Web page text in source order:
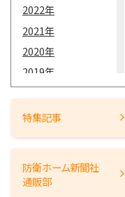
1月15日
2022年
2021年
2020年
2019年
2018年
2017年
2014年
特集記事
防衛ホーム新聞社
通販部